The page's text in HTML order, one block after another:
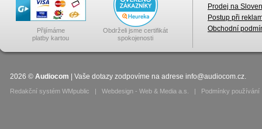
Přijímáme
platby kartou
Obdrželi jsme certifikát
spokojenosti
Prodej na
Postup při
Obchodní
2026 © Audiocom | Vaše dotazy zodpovíme na adrese info@audiocom.cz.
Redakční systém WMpublic | Webdesign - Web & Media a.s. | Podmínky používání